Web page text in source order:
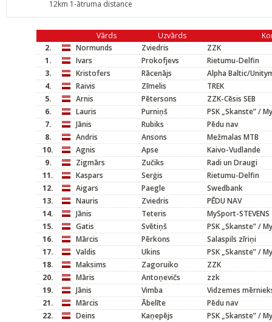
12km 1-ātruma distance
Vārds Uzvārds
2.
Normunds Zviedris
ZZK
1.
Ivars Prokofjevs
Rietumu-Delfin
3.
Kristofers Rācenājs
Alpha Baltic/
4.
Raivis Zīmelis
TREK
5.
Arnis Pētersons
ZZK-Cēsis SEB
6.
Lauris Purniņš
PSK „Skanste” /
7.
Jānis Rubiks
Pēdu nav
8.
Andris Ansons
Mežmalas MTB
10.
Agnis Apse
Kaivo-Vudlande
9.
Zigmārs Zučiks
Radi un Draugi
11.
Kaspars Serģis
Rietumu-Delfin
12.
Aigars Paegle
Swedbank
13.
Nauris Zviedris
PĒDU NAV
14.
Jānis Teteris
MySport-STEVENS
15.
Gatis Svētiņš
PSK „Skanste” /
16.
Mārcis Pērkons
Salaspils zīriņi
17.
Valdis Ukins
PSK „Skanste” /
18.
Maksims Zagoruiko
ZZK
20.
Māris Antoņevičs
zzk
19.
Jānis Vimba
Vidzemes
21.
Mārcis Ābelīte
Pēdu nav
22.
Deins Kaņepējs
PSK „Skanste” /